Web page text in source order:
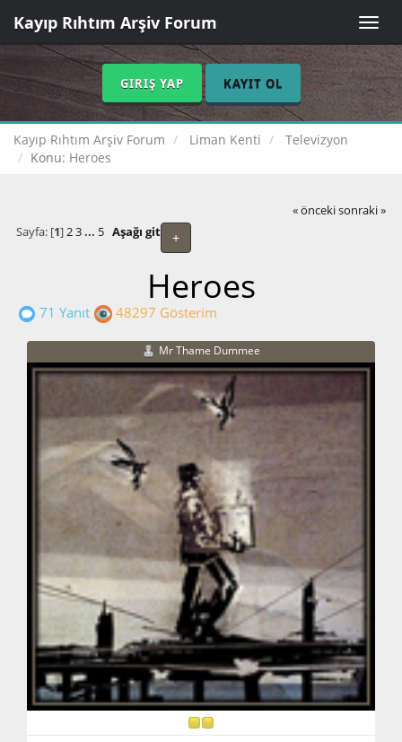
Toggle
Kayıp Rıhtım Arşiv Forum
GIRIŞ YAP KAYIT OL
Kayıp Rıhtım Arşiv Forum Liman Kenti
Televizyon
Konu: Heroes
« önceki sonraki »
+
Sayfa: [1]2 3 ... 5 Aşağı git
Heroes
71 Yanıt 48297 Gösterim
Mr Thame Dummee